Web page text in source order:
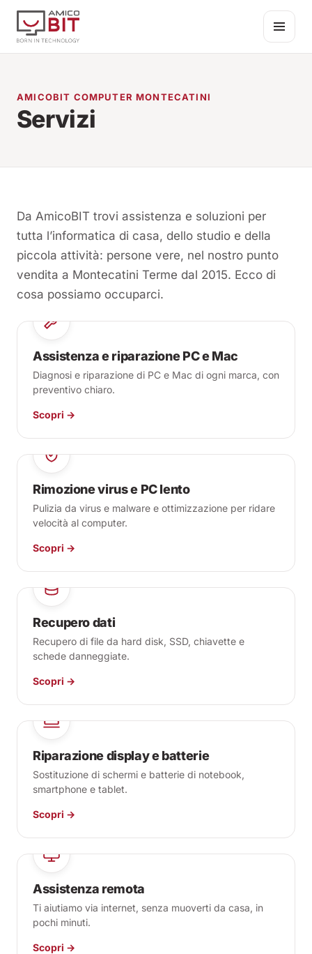
Salta al contenuto
AMICOBIT COMPUTER MONTECATINI
Servizi
Da AmicoBIT trovi assistenza e soluzioni per
tutta l’informatica di casa, dello studio e della
piccola attività: persone vere, nel nostro punto
vendita a Montecatini Terme dal 2015. Ecco di
cosa possiamo occuparci.
Assistenza e riparazione PC e Mac
Diagnosi e riparazione di PC e Mac di ogni marca, con
preventivo chiaro.
Scopri →
Rimozione virus e PC lento
Pulizia da virus e malware e ottimizzazione per ridare
velocità al computer.
Scopri →
Recupero dati
Recupero di file da hard disk, SSD, chiavette e
schede danneggiate.
Scopri →
Riparazione display e batterie
Sostituzione di schermi e batterie di notebook,
smartphone e tablet.
Scopri →
Assistenza remota
Ti aiutiamo via internet, senza muoverti da casa, in
pochi minuti.
Scopri →